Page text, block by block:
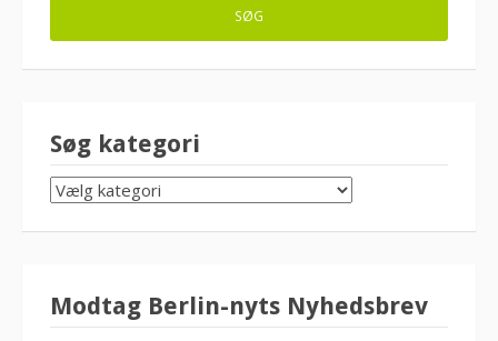
Søg kategori
SØG
KATEGORI
Modtag Berlin-nyts Nyhedsbrev